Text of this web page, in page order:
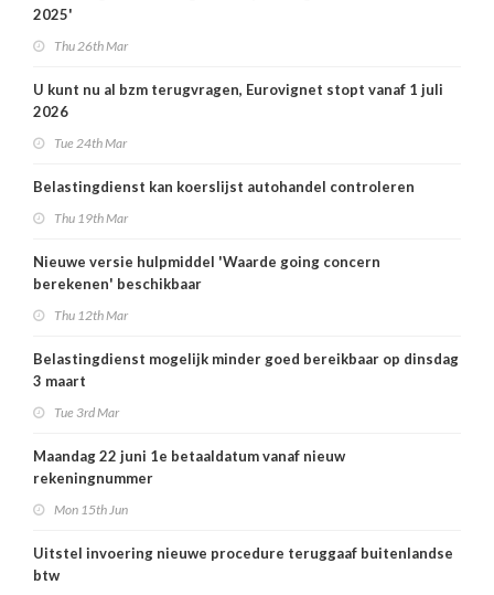
2025'
Thu 26th Mar
U kunt nu al bzm terugvragen, Eurovignet stopt vanaf 1 juli
2026
Tue 24th Mar
Belastingdienst kan koerslijst autohandel controleren
Thu 19th Mar
Nieuwe versie hulpmiddel 'Waarde going concern
berekenen' beschikbaar
Thu 12th Mar
Belastingdienst mogelijk minder goed bereikbaar op dinsdag
3 maart
Tue 3rd Mar
Maandag 22 juni 1e betaaldatum vanaf nieuw
rekeningnummer
Mon 15th Jun
Uitstel invoering nieuwe procedure teruggaaf buitenlandse
btw